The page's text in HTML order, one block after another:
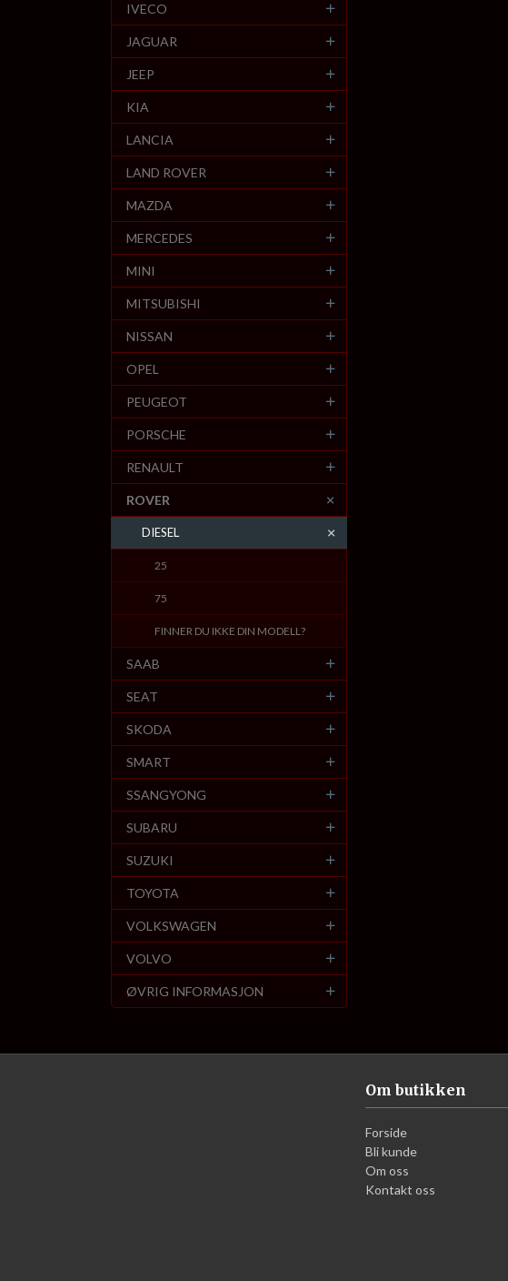
IVECO
JAGUAR
JEEP
KIA
LANCIA
LAND ROVER
MAZDA
MERCEDES
MINI
MITSUBISHI
NISSAN
OPEL
PEUGEOT
PORSCHE
RENAULT
ROVER
DIESEL
25
75
FINNER DU IKKE DIN MODELL?
SAAB
SEAT
SKODA
SMART
SSANGYONG
SUBARU
SUZUKI
TOYOTA
VOLKSWAGEN
VOLVO
ØVRIG INFORMASJON
Om butikken
Forside
Bli kunde
Om oss
Kontakt oss